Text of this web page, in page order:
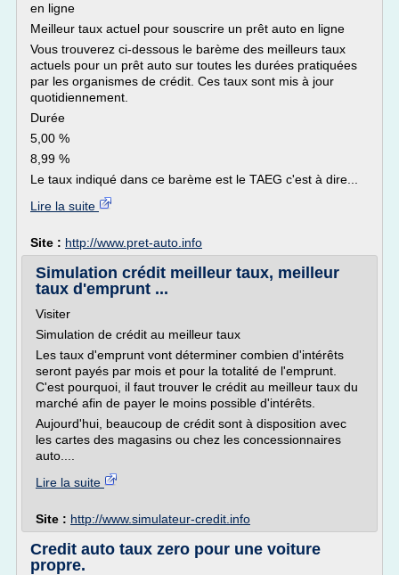
en ligne
Meilleur taux actuel pour souscrire un prêt auto en ligne
Vous trouverez ci-dessous le barème des meilleurs taux
actuels pour un prêt auto sur toutes les durées pratiquées
par les organismes de crédit. Ces taux sont mis à jour
quotidiennement.
Durée
5,00 %
8,99 %
Le taux indiqué dans ce barème est le TAEG c'est à dire...
Lire la suite
Site : http://www.pret-auto.info
Simulation crédit meilleur taux, meilleur
taux d'emprunt ...
Visiter
Simulation de crédit au meilleur taux
Les taux d'emprunt vont déterminer combien d'intérêts
seront payés par mois et pour la totalité de l'emprunt.
C'est pourquoi, il faut trouver le crédit au meilleur taux du
marché afin de payer le moins possible d'intérêts.
Aujourd'hui, beaucoup de crédit sont à disposition avec
les cartes des magasins ou chez les concessionnaires
auto....
Lire la suite
Site : http://www.simulateur-credit.info
Credit auto taux zero pour une voiture
propre.